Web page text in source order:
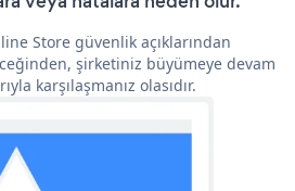
Store güvenlik açıklarından
şirketiniz büyümeye devam
karşılaşmanız olasıdır.